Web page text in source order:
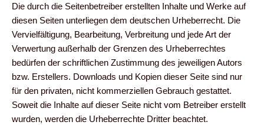
Die durch die Seitenbetreiber erstellten Inhalte und Werke auf
diesen Seiten unterliegen dem deutschen Urheberrecht. Die
Vervielfältigung, Bearbeitung, Verbreitung und jede Art der
Verwertung außerhalb der Grenzen des Urheberrechtes
bedürfen der schriftlichen Zustimmung des jeweiligen Autors
bzw. Erstellers. Downloads und Kopien dieser Seite sind nur
für den privaten, nicht kommerziellen Gebrauch gestattet.
Soweit die Inhalte auf dieser Seite nicht vom Betreiber erstellt
wurden, werden die Urheberrechte Dritter beachtet.